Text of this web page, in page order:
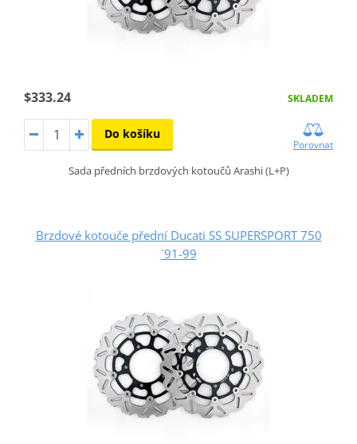
$333.24 SKLADEM
Do košíku
Porovnat
Sada předních brzdových kotoučů Arashi (L+P)
Brzdové kotouče přední Ducati SS SUPERSPORT 750
´91-99